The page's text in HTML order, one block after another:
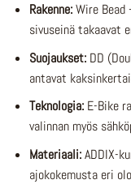
Rakenne:Wire Bead
sivuseinä takaavat
Suojaukset:DD
antavat
Teknologia:E-Bike
valinnan myös
Materiaali:ADDIX-
ajokokemusta eri